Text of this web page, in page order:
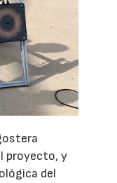
proyecto, y
del